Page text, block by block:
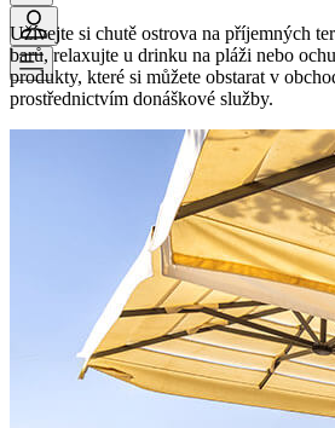
Užívejte si chutě ostrova na příjemných
barů, relaxujte u drinku na pláži nebo
produkty, které si můžete obstarat v
prostřednictvím donáškové služby.